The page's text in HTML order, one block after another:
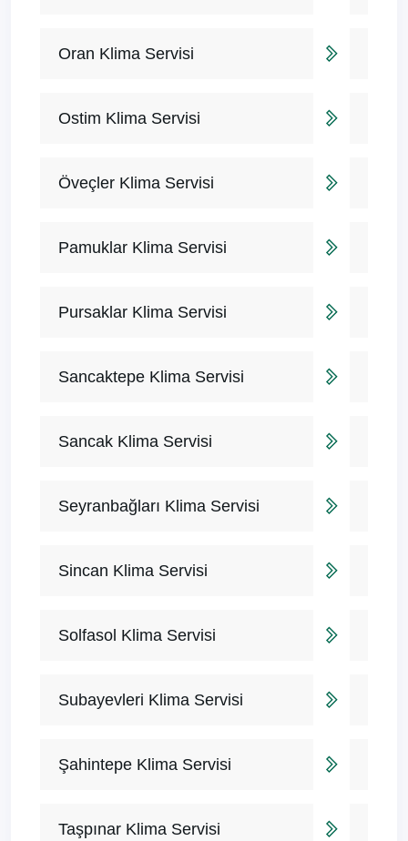
Oran Klima Servisi
Ostim Klima Servisi
Öveçler Klima Servisi
Pamuklar Klima Servisi
Pursaklar Klima Servisi
Sancaktepe Klima Servisi
Sancak Klima Servisi
Seyranbağları Klima Servisi
Sincan Klima Servisi
Solfasol Klima Servisi
Subayevleri Klima Servisi
Şahintepe Klima Servisi
Taşpınar Klima Servisi